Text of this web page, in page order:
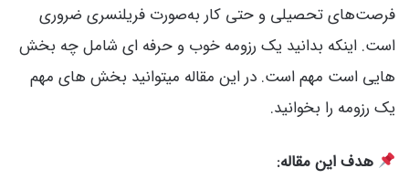
فرصت‌های تحصیلی و حتی کار به‌صورت فریلنسری ضروری
است. اینکه بدانید یک رزومه خوب و حرفه ای شامل چه بخش
هایی است مهم است. در این مقاله میتوانید بخش های مهم
یک رزومه را بخوانید.
هدف این مقاله: